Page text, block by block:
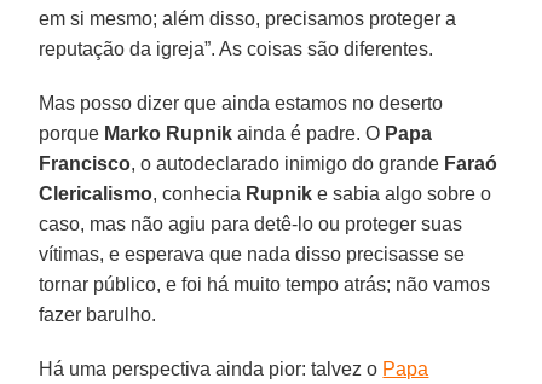
em si mesmo; além disso, precisamos proteger a
reputação da igreja”. As coisas são diferentes.
Mas posso dizer que ainda estamos no deserto
porque Marko Rupnik ainda é padre. O Papa
Francisco, o autodeclarado inimigo do grande Faraó
Clericalismo, conhecia Rupnik e sabia algo sobre o
caso, mas não agiu para detê-lo ou proteger suas
vítimas, e esperava que nada disso precisasse se
tornar público, e foi há muito tempo atrás; não vamos
fazer barulho.
Há uma perspectiva ainda pior: talvez o Papa